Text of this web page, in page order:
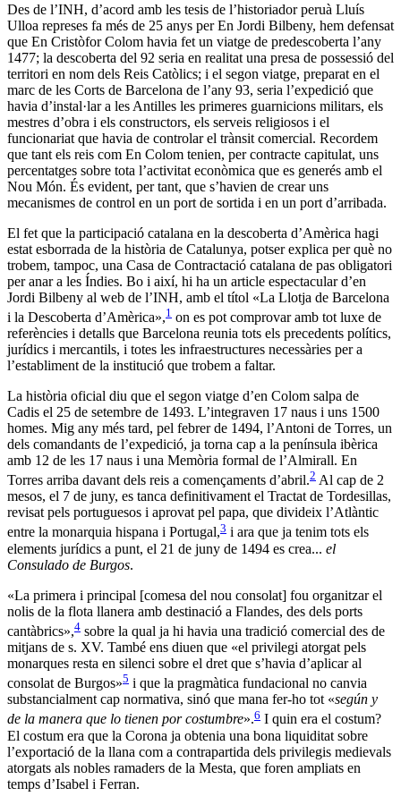
Des de l’INH, d’acord amb les tesis de l’historiador peruà Lluís
Ulloa represes fa més de 25 anys per En Jordi Bilbeny, hem defensat
que En Cristòfor Colom havia fet un viatge de predescoberta l’any
1477; la descoberta del 92 seria en realitat una presa de possessió del
territori en nom dels Reis Catòlics; i el segon viatge, preparat en el
marc de les Corts de Barcelona de l’any 93, seria l’expedició que
havia d’instal·lar a les Antilles les primeres guarnicions militars, els
mestres d’obra i els constructors, els serveis religiosos i el
funcionariat que havia de controlar el trànsit comercial. Recordem
que tant els reis com En Colom tenien, per contracte capitulat, uns
percentatges sobre tota l’activitat econòmica que es generés amb el
Nou Món. És evident, per tant, que s’havien de crear uns
mecanismes de control en un port de sortida i en un port d’arribada.
El fet que la participació catalana en la descoberta d’Amèrica hagi
estat esborrada de la història de Catalunya, potser explica per què no
trobem, tampoc, una Casa de Contractació catalana de pas obligatori
per anar a les Índies. Bo i així, hi ha un article espectacular d’en
Jordi Bilbeny al web de l’INH, amb el títol «La Llotja de Barcelona
i la Descoberta d’Amèrica»,1 on es pot comprovar amb tot luxe de
referències i detalls que Barcelona reunia tots els precedents polítics,
jurídics i mercantils, i totes les infraestructures necessàries per a
l’establiment de la institució que trobem a faltar.
La història oficial diu que el segon viatge d’en Colom salpa de
Cadis el 25 de setembre de 1493. L’integraven 17 naus i uns 1500
homes. Mig any més tard, pel febrer de 1494, l’Antoni de Torres, un
dels comandants de l’expedició, ja torna cap a la península ibèrica
amb 12 de les 17 naus i una Memòria formal de l’Almirall. En
Torres arriba davant dels reis a començaments d’abril.2 Al cap de 2
mesos, el 7 de juny, es tanca definitivament el Tractat de Tordesillas,
revisat pels portuguesos i aprovat pel papa, que divideix l’Atlàntic
entre la monarquia hispana i Portugal,3 i ara que ja tenim tots els
elements jurídics a punt, el 21 de juny de 1494 es crea... el
Consulado de Burgos.
«La primera i principal [comesa del nou consolat] fou organitzar el
nolis de la flota llanera amb destinació a Flandes, des dels ports
cantàbrics»,4 sobre la qual ja hi havia una tradició comercial des de
mitjans de s. XV. També ens diuen que «el privilegi atorgat pels
monarques resta en silenci sobre el dret que s’havia d’aplicar al
consolat de Burgos»5 i que la pragmàtica fundacional no canvia
substancialment cap normativa, sinó que mana fer-ho tot «según y
de la manera que lo tienen por costumbre».6 I quin era el costum?
El costum era que la Corona ja obtenia una bona liquiditat sobre
l’exportació de la llana com a contrapartida dels privilegis medievals
atorgats als nobles ramaders de la Mesta, que foren ampliats en
temps d’Isabel i Ferran.